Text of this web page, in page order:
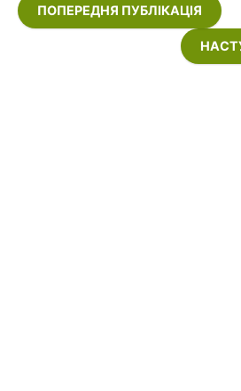
ПОПЕРЕДНЯ ПУБЛІКАЦІЯ